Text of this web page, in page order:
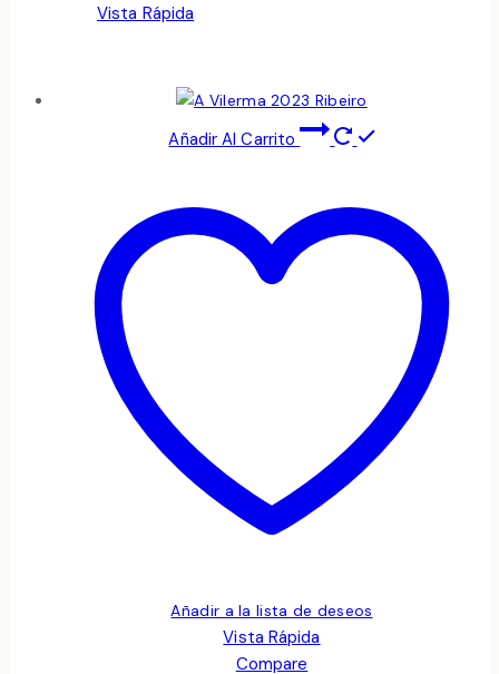
Vista Rápida
Añadir Al Carrito
Añadir a la lista de deseos
Vista Rápida
Compare